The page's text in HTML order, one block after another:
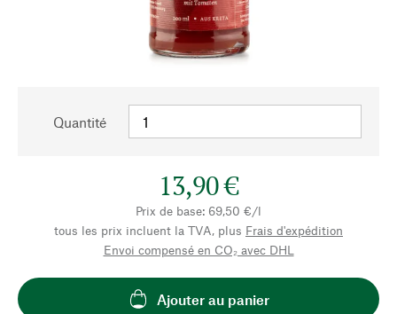
Quantité
13,90 €
Prix de base: 69,50 €/l
tous les prix incluent la TVA, plus Frais d'expédition
Envoi compensé en CO₂ avec DHL
Ajouter au panier